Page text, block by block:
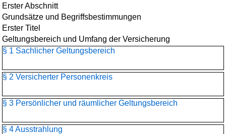
Erster Abschnitt
Grundsätze und Begriffsbestimmungen
Erster Titel
Geltungsbereich und Umfang der Versicherung
§ 1 Sachlicher Geltungsbereich
§ 2 Versicherter Personenkreis
§ 3 Persönlicher und räumlicher Geltungsbereich
§ 4 Ausstrahlung